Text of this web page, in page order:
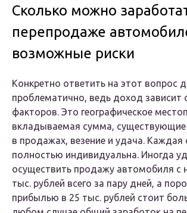
Сколько можно
перепродаже
возможные риски
Конкретно ответить на этот вопрос
проблематично, ведь доход зависит
факторов. Это географическое
вкладываемая сумма, существующие
в продажах, везение и удача. Каждая
полностью индивидуальна. Иногда
осуществить продажу автомобиля с
тыс. рублей всего за пару дней, а
прибылью в 25 тыс. рублей стоит